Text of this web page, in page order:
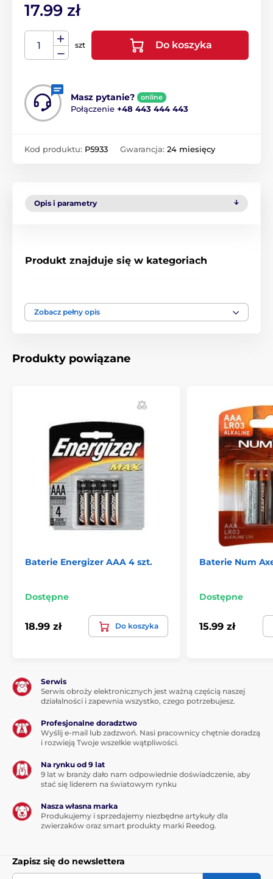
17.99 zł
szt Do koszyka
Masz pytanie? online
Połączenie +48 443 444 443
Kod produktu: P5933 Gwarancja: 24 miesięcy
Opis i parametry
Produkt znajduje się w kategoriach
Baterie
Zobacz pełny opis
Produkty powiązane
Baterie Energizer AAA 4 szt.
Dostępne
18.99 zł Do koszyka
Baterie Num
Dostępne
15.99 zł
Serwis
Serwis obroży elektronicznych jest ważną częścią naszej
działalności i zapewnia wszystko, czego potrzebujesz.
Profesjonalne doradztwo
Wyślij e-mail lub zadzwoń. Nasi pracownicy chętnie doradzą
i rozwieją Twoje wszelkie wątpliwości.
Na rynku od 9 lat
9 lat w branży dało nam odpowiednie doświadczenie, aby
stać się liderem na światowym rynku
Nasza własna marka
Produkujemy i sprzedajemy niezbędne artykuły dla
zwierzaków oraz smart produkty marki Reedog.
Zapisz się do newslettera